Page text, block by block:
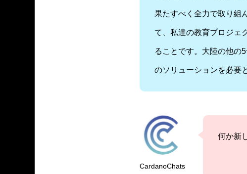
果たすべく全力で取り組
て、私達の教育プロジェ
ることです。大陸の他の
のソリューションを必要
CardanoChats
何か新